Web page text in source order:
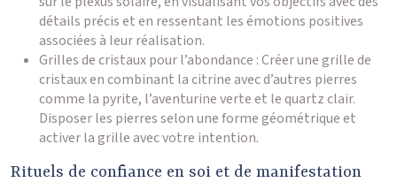
détails précis et en ressentant les émotions positives
associées à leur réalisation.
Grilles de cristaux pour l’abondance : Créer une grille de
cristaux en combinant la citrine avec d’autres pierres
comme la pyrite, l’aventurine verte et le quartz clair.
Disposer les pierres selon une forme géométrique et
activer la grille avec votre intention.
Rituels de confiance en soi et de manifestation